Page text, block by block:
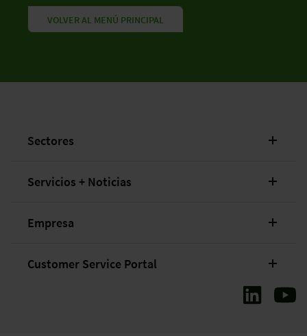
VOLVER AL MENÚ PRINCIPAL
Sectores
Servicios + Noticias
Empresa
Customer Service Portal